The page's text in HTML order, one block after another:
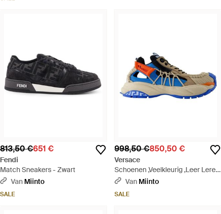
813,50 €651 €
Fendi
Match Sneakers - Zwart
Van Miinto
SALE
998,50 €850,50 €
Versace
Schoenen ,Veelkleurig ,Leer Leren
Kokos Sneakers - Blauw
Van Miinto
SALE